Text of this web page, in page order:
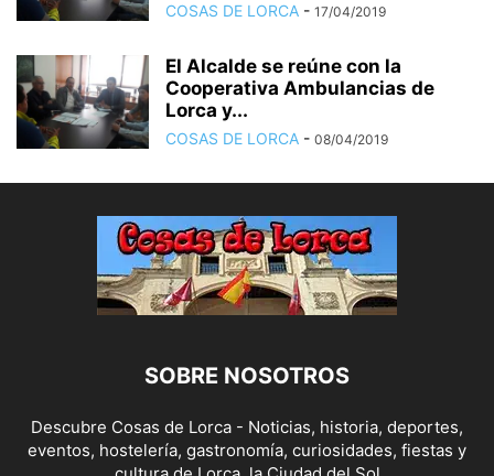
COSAS DE LORCA - 17/04/2019
El Alcalde se reúne con la
Cooperativa Ambulancias de
Lorca y...
COSAS DE LORCA - 08/04/2019
SOBRE NOSOTROS
Descubre Cosas de Lorca - Noticias, historia, deportes,
eventos, hostelería, gastronomía, curiosidades, fiestas y